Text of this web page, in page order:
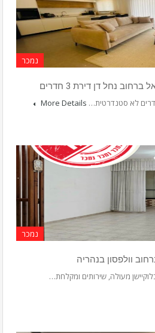
נמכר
נחל דן דירת 3 חדרים
More Details
נמכר